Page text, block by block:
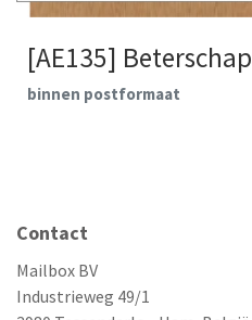
[AE135] Beterschap
binnen postformaat
Contact
Mailbox BV
Industrieweg 49/1